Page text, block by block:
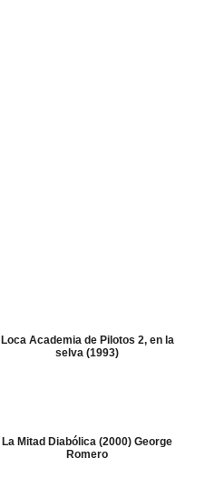
Loca Academia de Pilotos 2, en la
selva (1993)
La Mitad Diabólica (2000) George
Romero